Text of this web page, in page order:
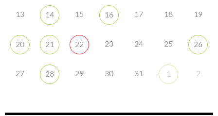
13 14 15 16 17 18 19
20 21 22 23 24 25 26
27 28 29 30 31 1 2